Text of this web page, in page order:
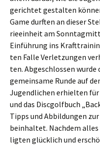
ge­rich­tet gestal­ten
Game durf­ten an die­ser
rie­ein­heit am
Ein­füh­rung ins
ten Fal­le Ver­let­zun­gen
ten. Abge­schlos­sen wur­de
gemein­sa­me Run­de auf
Jugend­li­chen erhiel­ten
und das Disc­golf­buch
Tipps und Abbil­dun­gen
beinhal­tet. Nach­dem
lig­ten glück­lich und